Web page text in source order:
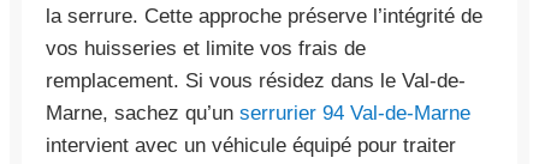
la serrure. Cette approche préserve l’intégrité de
vos huisseries et limite vos frais de
remplacement. Si vous résidez dans le Val-de-
Marne, sachez qu’un serrurier 94 Val-de-Marne
intervient avec un véhicule équipé pour traiter